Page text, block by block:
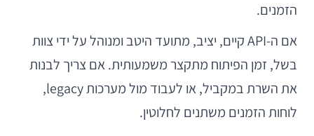
הזמנים.
אם ה-API קיים, יציב, מתועד היטב ומנוהל על ידי צוות
בשל, זמן הפיתוח מתקצר משמעותית. אם צריך לבנות
את השרת במקביל, או לעבוד מול מערכות legacy,
לוחות הזמנים משתנים לחלוטין.